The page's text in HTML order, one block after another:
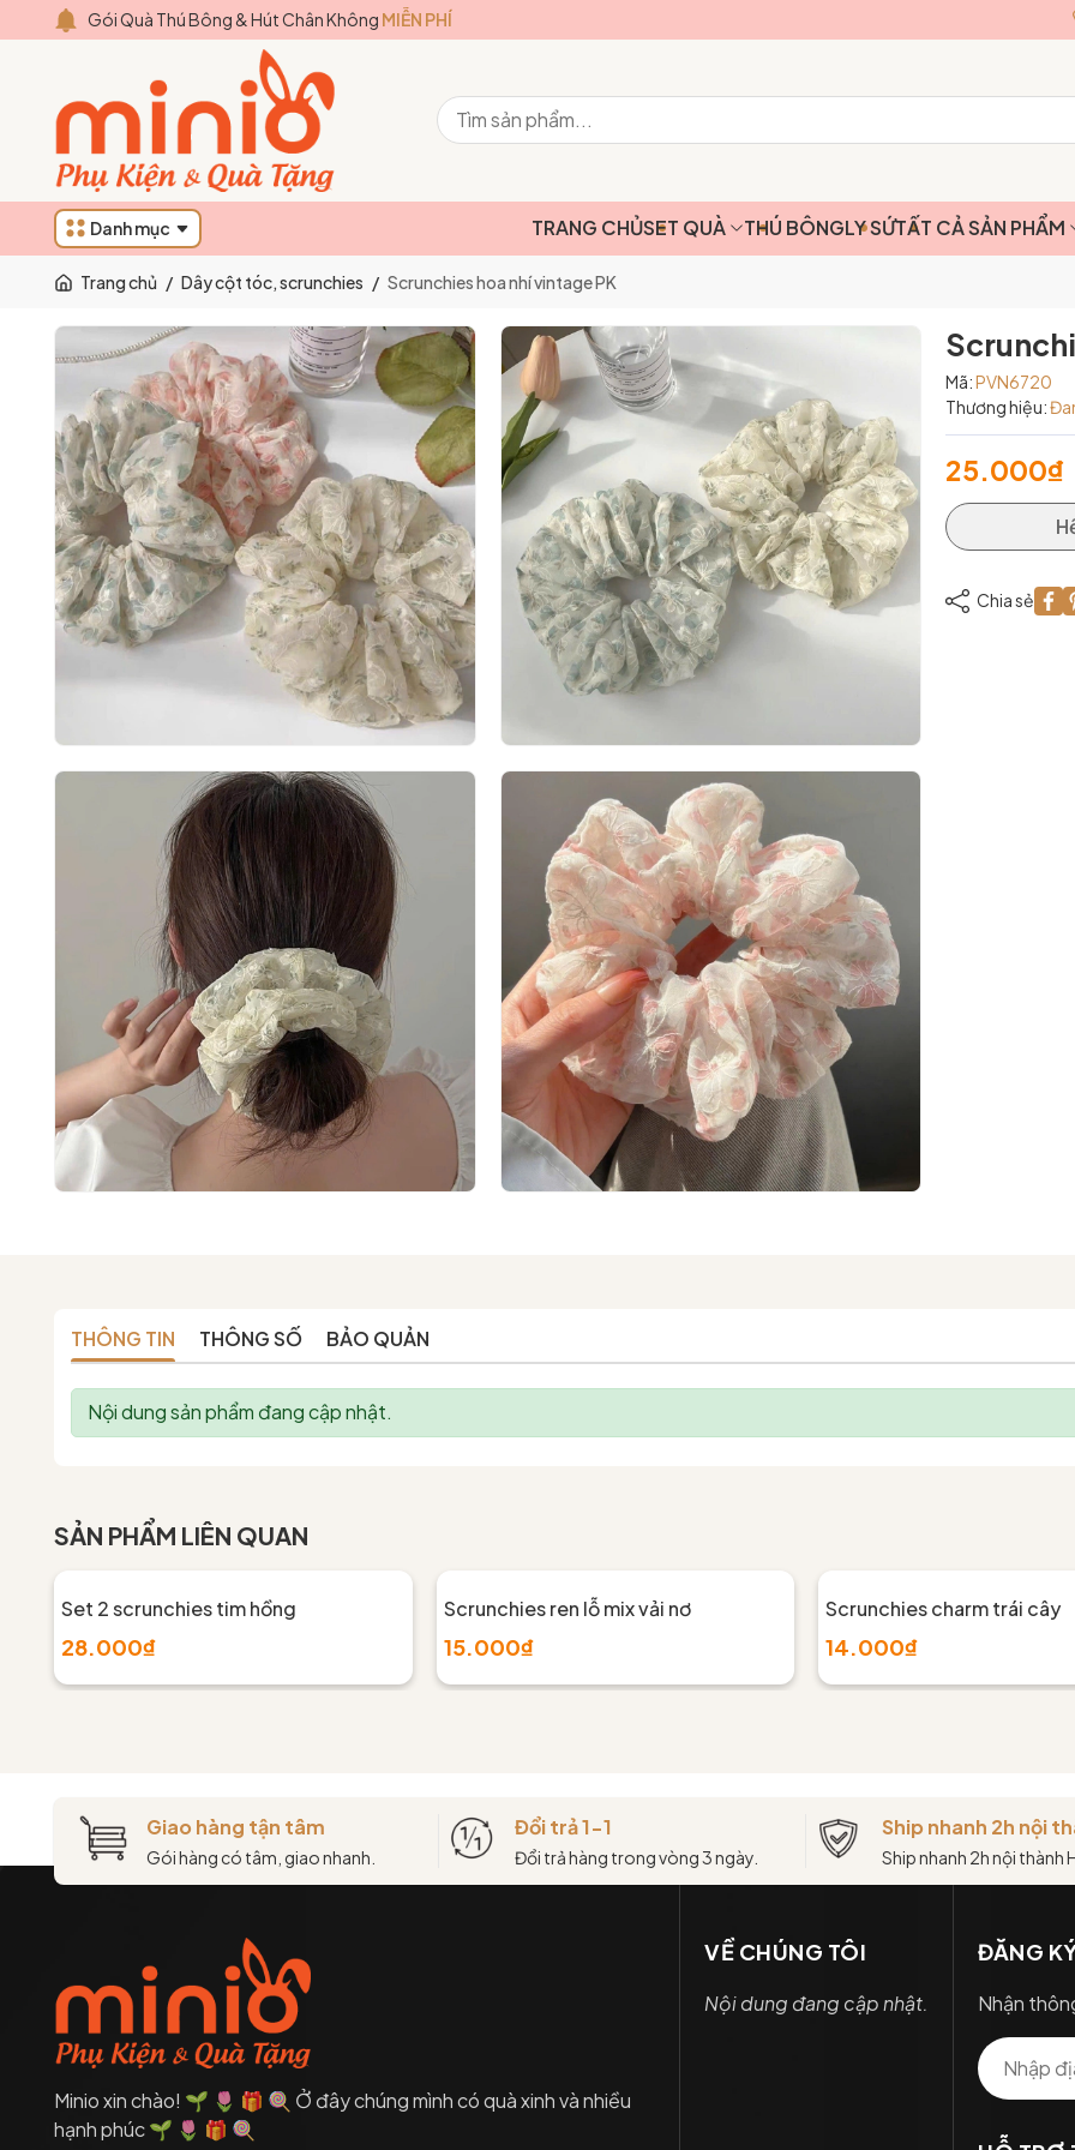
Gói Quà Thú Bông & Hút Chân Không MIỄN PHÍ
Danh mục TRANG CHỦSET QUÀ THÚ BÔNGLY SỨTẤT CẢ SẢN PHẨM
Trang chủ / Dây cột tóc, scrunchies / Scrunchies hoa nhí vintage PK
Mã:PVN6720
Thương hiệu:
25.000₫
Chia sẻ
THÔNG TIN THÔNG SỐ BẢO QUẢN
Nội dung sản phẩm đang cập nhật.
SẢN PHẨM LIÊN QUAN
Set 2 scrunchies tim hồng
28.000₫
Scrunchies ren lỗ mix vải nơ
15.000₫
Scrunchies charm trái cây
14.000₫
Giao hàng tận tâm
Gói hàng có tâm, giao nhanh.
Đổi trả 1-1
Đổi trả hàng trong vòng 3 ngày.
Ship nhanh 2h nội
Ship nhanh 2h nội thành
Minio xin chào! 🌱 🌷 🎁 🍭 Ở đây chúng mình có quà xinh và nhiều
hạnh phúc 🌱 🌷 🎁 🍭
VỀ CHÚNG TÔI
Nội dung đang cập nhật.
ĐĂNG
Nhận